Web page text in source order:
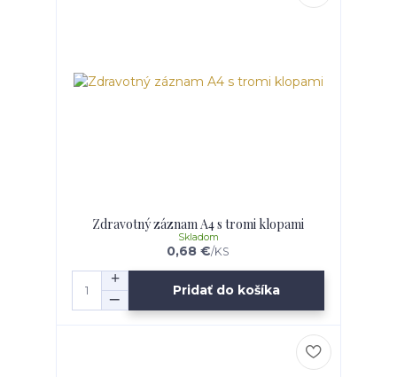
Zdravotný záznam A4 s tromi klopami
0,68 €/KS
Skladom
Pridať do košíka